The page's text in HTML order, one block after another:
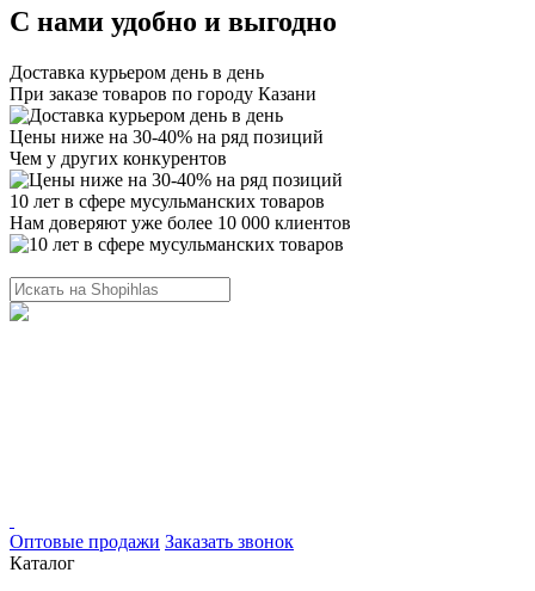
С нами удобно и выгодно
Доставка курьером день в день
При заказе товаров по городу Казани
Цены ниже на 30-40% на ряд позиций
Чем у других конкурентов
10 лет в сфере мусульманских товаров
Нам доверяют уже более 10 000 клиентов
Оптовые продажи Заказать звонок
Каталог